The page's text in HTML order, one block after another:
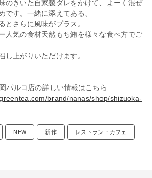
のきいた自家製ダレをかけて、よーく混ぜ
です。一緒に添えてある、
とさらに風味がプラス。
人気の食材天然もち鮪を様々な食べ方でご
し上がりいただけます。
パルコ店の詳しい情報はこちら
brand/nanas/shop/shizuoka-
NEW 新作 レストラン・カフェ